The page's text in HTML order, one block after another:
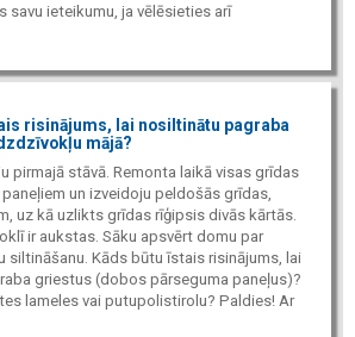
savu ieteikumu, ja vēlēsieties arī
risinājums, lai nosiltinātu pagraba
mājā?
pirmajā stāvā. Remonta laikā visas grīdas
un izveidoju peldošās grīdas,
uz kā uzlikts grīdas rīģipsis divās kārtās.
ir aukstas. Sāku apsvērt domu par
siltināšanu. Kāds būtu īstais risinājums, lai
griestus (dobos pārseguma paneļus)?
lameles vai putupolistirolu? Paldies! Ar